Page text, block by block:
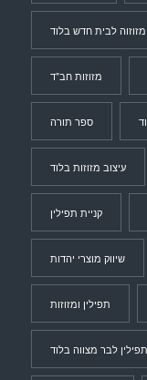
מזוזוה לבית חדש בלוד
מזוזות חב"ד
ספר תורה
עיצוב מזוזות בלוד
קניית תפילין
שיווק מוצרי יהדות
תפילין ומזוזות
תפילין לבר מצווה בלוד